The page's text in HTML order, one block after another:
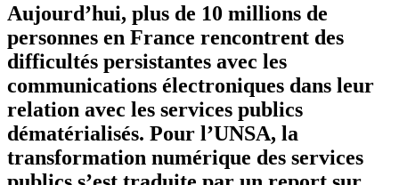
Aujourd’hui, plus de 10 millions de
personnes en France rencontrent des
difficultés persistantes avec les
communications électroniques dans leur
relation avec les services publics
dématérialisés. Pour l’UNSA, la
transformation numérique des services